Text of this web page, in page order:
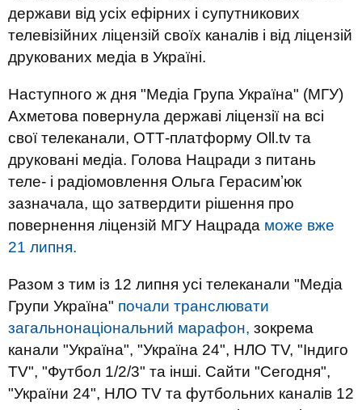
держави від усіх ефірних і супутникових
телевізійних ліцензій своїх каналів і від ліцензій
друкованих медіа в Україні.
Наступного ж дня "Медіа Група Україна" (МГУ)
Ахметова повернула державі ліцензії на всі
свої телеканали, ОТТ-платформу Oll.tv та
друковані медіа. Голова Нацради з питань
теле- і радіомовлення Ольга Герасимʼюк
зазначала, що затвердити рішення про
повернення ліцензій МГУ Нацрада може вже
21 липня.
Разом з тим із 12 липня усі телеканали "Медіа
Групи Україна" почали транслювати
загальнонаціональний марафон, зокрема
канали "Україна", "Україна 24", НЛО TV, "Індиго
TV", "Футбол 1/2/3" та інші. Сайти "Сегодня",
"України 24", НЛО TV та футбольних каналів 12